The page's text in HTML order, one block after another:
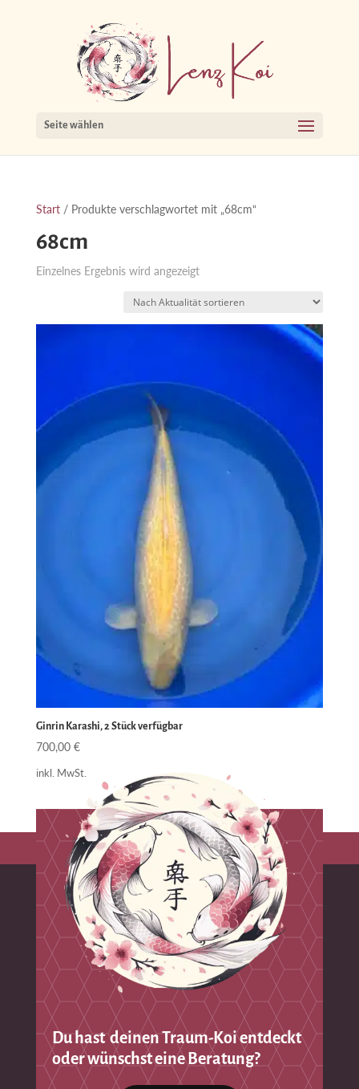
Seite wählen
Start/ Produkte verschlagwortet mit „68cm“
68cm
Einzelnes Ergebnis wird angezeigt
Ginrin Karashi, 2 Stück verfügbar
700,00 €
inkl. MwSt.
Du hast deinen Traum-Koi entdeckt
oder wünschst eine Beratung?